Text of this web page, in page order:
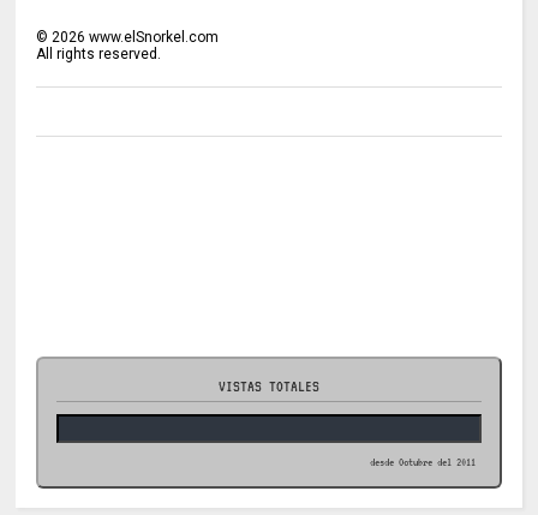
© 2026 www.elSnorkel.com
All rights reserved.
VISTAS TOTALES
desde Octubre del 2011